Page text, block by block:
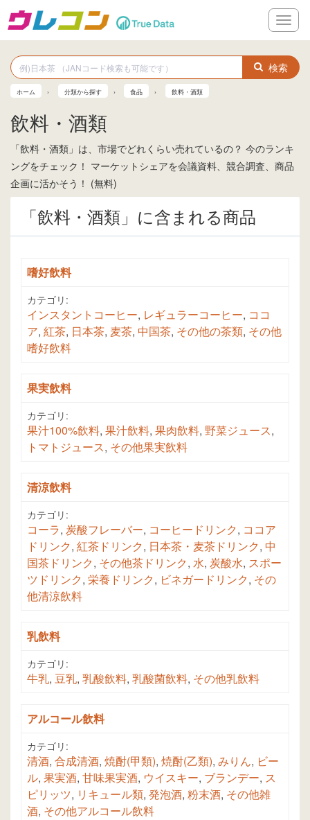
メ
ニ
ー
検索
ホーム 分類から探す 食品 飲料・酒類
飲料・酒類
「飲料・酒類」は、市場でどれくらい売れているの？ 今のランキ
ングをチェック！ マーケットシェアを会議資料、競合調査、商品
企画に活かそう！ (無料)
「飲料・酒類」に含まれる商品
嗜好飲料
カテゴリ:
インスタントコーヒー, レギュラーコーヒー, ココ
ア, 紅茶, 日本茶, 麦茶, 中国茶, その他の茶類, その他
嗜好飲料
果実飲料
カテゴリ:
果汁100%飲料, 果汁飲料, 果肉飲料, 野菜ジュース,
トマトジュース, その他果実飲料
清涼飲料
カテゴリ:
コーラ, 炭酸フレーバー, コーヒードリンク, ココア
ドリンク, 紅茶ドリンク, 日本茶・麦茶ドリンク, 中
国茶ドリンク, その他茶ドリンク, 水, 炭酸水, スポー
ツドリンク, 栄養ドリンク, ビネガードリンク, その
他清涼飲料
乳飲料
カテゴリ:
牛乳, 豆乳, 乳酸飲料, 乳酸菌飲料, その他乳飲料
アルコール飲料
カテゴリ:
清酒, 合成清酒, 焼酎(甲類), 焼酎(乙類), みりん, ビー
ル, 果実酒, 甘味果実酒, ウイスキー, ブランデー, ス
ピリッツ, リキュール類, 発泡酒, 粉末酒, その他雑
酒, その他アルコール飲料